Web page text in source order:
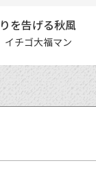
を告げる秋風
イチゴ大福マン